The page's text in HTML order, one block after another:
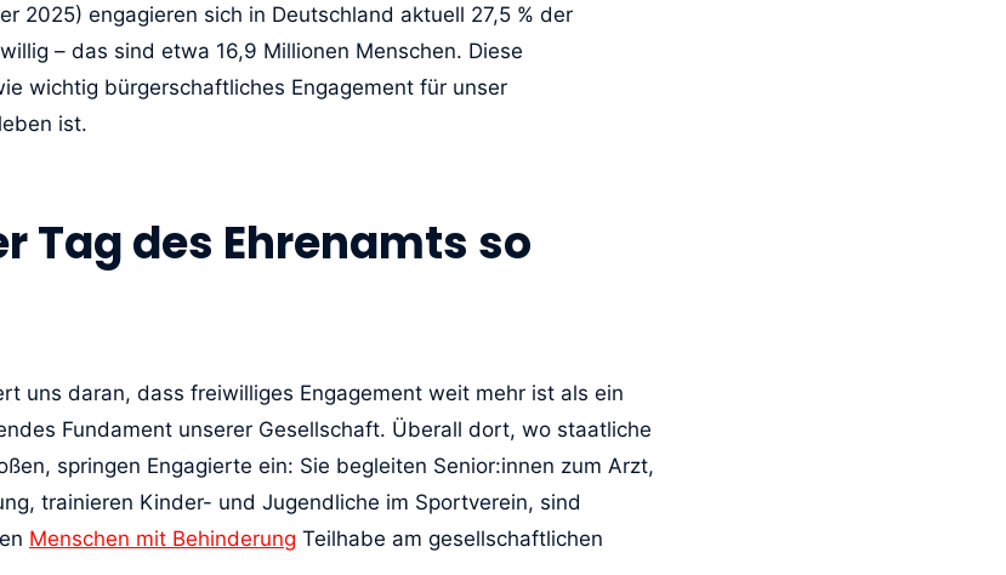
2025) engagieren sich in Deutschland aktuell 27,5 % der
– das sind etwa 16,9 Millionen Menschen. Diese
wichtig bürgerschaftliches Engagement für unser
ist.
Tag des Ehrenamts so
uns daran, dass freiwilliges Engagement weit mehr ist als ein
Fundament unserer Gesellschaft. Überall dort, wo staatliche
springen Engagierte ein: Sie begleiten Senior:innen zum Arzt,
trainieren Kinder- und Jugendliche im Sportverein, sind
Menschen mit Behinderung Teilhabe am gesellschaftlichen